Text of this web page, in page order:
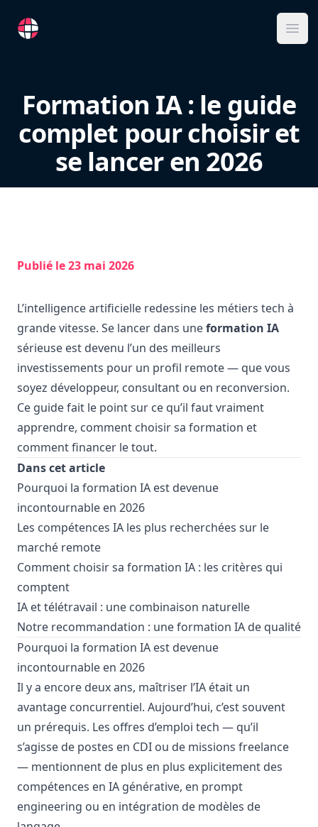
RemoteFR
Formation IA : le guide
complet pour choisir et
se lancer en 2026
Publié le23 mai 2026
L’intelligence artificielle redessine les métiers tech à
grande vitesse. Se lancer dans uneformation IA
sérieuse est devenu l’un des meilleurs
investissements pour un profil remote — que vous
soyez développeur, consultant ou en reconversion.
Ce guide fait le point sur ce qu’il faut vraiment
apprendre, comment choisir sa formation et
comment financer le tout.
Dans cet article
Pourquoi la formation IA est devenue
incontournable en 2026
Les compétences IA les plus recherchées sur le
marché remote
Comment choisir sa formation IA : les critères qui
comptent
IA et télétravail : une combinaison naturelle
Notre recommandation : une formation IA de qualité
Pourquoi la formation IA est devenue
incontournable en 2026
Il y a encore deux ans, maîtriser l’IA était un
avantage concurrentiel. Aujourd’hui, c’est souvent
un prérequis. Les offres d’emploi tech — qu’il
s’agisse de postes en CDI ou de missions freelance
— mentionnent de plus en plus explicitement des
compétences en IA générative, en prompt
engineering ou en intégration de modèles de